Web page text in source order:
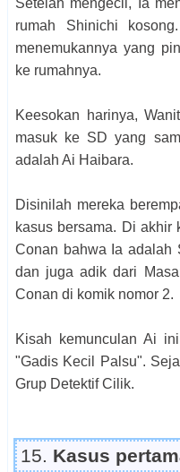
Setelah mengecil, Ia
rumah Shinichi
menemukannya yang
ke rumahnya.
Keesokan harinya,
masuk ke SD yang
adalah Ai Haibara.
Disinilah mereka
kasus bersama. Di akhir
Conan bahwa Ia adalah
dan juga adik dari
Conan di komik nomor 2.
Kisah kemunculan Ai
"Gadis Kecil Palsu".
Grup Detektif Cilik.
15. Kasus